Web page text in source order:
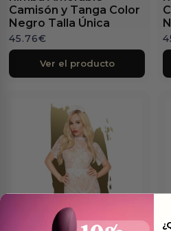
Camisón y Tanga Color
Negro Talla Única
45.76€
Ver el producto